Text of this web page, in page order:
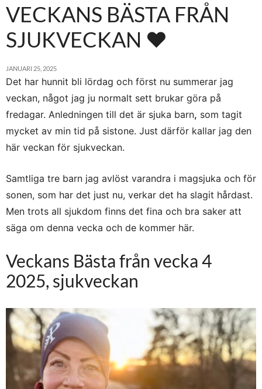
VECKANS BÄSTA FRÅN
SJUKVECKAN ♥
JANUARI 25, 2025
Det har hunnit bli lördag och först nu summerar jag
veckan, något jag ju normalt sett brukar göra på
fredagar. Anledningen till det är sjuka barn, som tagit
mycket av min tid på sistone. Just därför kallar jag den
här veckan för sjukveckan.
Samtliga tre barn jag avlöst varandra i magsjuka och för
sonen, som har det just nu, verkar det ha slagit hårdast.
Men trots all sjukdom finns det fina och bra saker att
säga om denna vecka och de kommer här.
Veckans Bästa från vecka 4
2025, sjukveckan